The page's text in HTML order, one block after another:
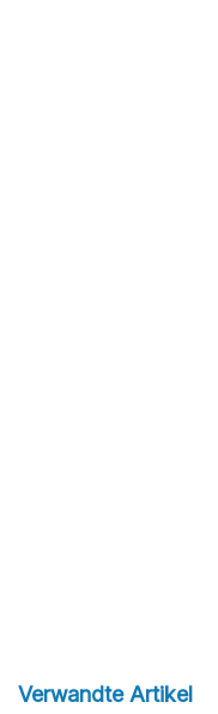
Verwandte Artikel